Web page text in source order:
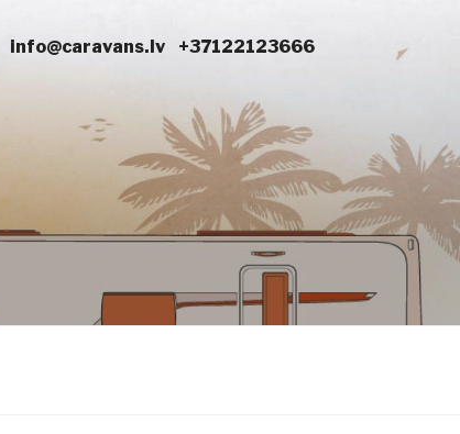
info@caravans.lv +37122123666